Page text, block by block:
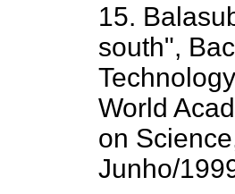
15.
south",
World
on
Junho/